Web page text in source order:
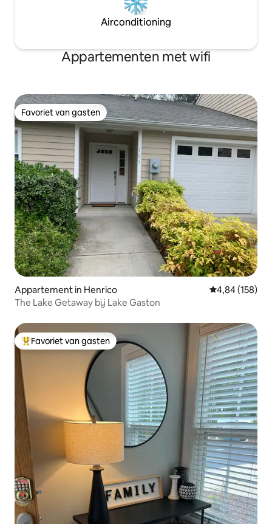
Airconditioning
Appartementen met wifi
Favoriet van gasten
Favoriet van gasten
Appartement in Henrico Gemiddelde
4,84 (158)
The Lake Getaway bij Lake Gaston
Topfavoriet van gasten
Favoriet van gasten